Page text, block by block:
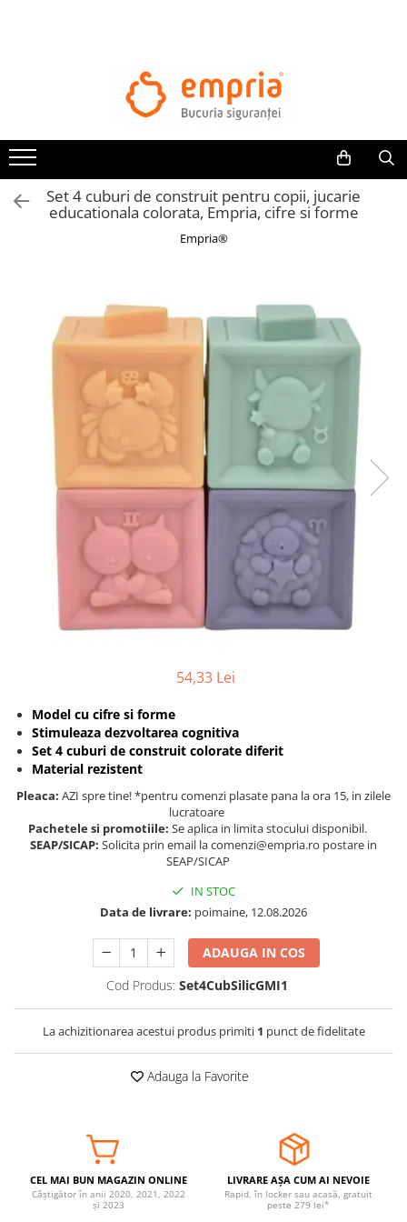
Bariere protectie pentru pat
Protectii mobilier
Banda protectie mobila copii
Sigurante geamuri si usi glisante
Kituri de siguranta pentru copii si
bebelusi
Protectii utile
Poarta siguranta copii
Deflectoare pentru aer conditionat
Casti antifonice pentru copii si
bebelusi
Echipament protectie bicicleta si
Accesorii auto copii
Ochelari de soare
Palarii protectie UV
Accesorii plaja
Puericultura mare
Somnul bebelusului
Carucioare si scaune auto
Ingrijire bebe si mama
Igiena si ingrijire bebelusi
Perne si saltele bebelusi
Diversificare bebelusi
Jucarii copii si jocuri educative
Jucarii dentitie
Jocuri educative
Set 4 cuburi de construit pentru copii, jucarie
educationala colorata, Empria, cifre si forme
Empria®
54,33 Lei
Model cu cifre si forme
Stimuleaza dezvoltarea cognitiva
Set 4 cuburi de construit colorate diferit
Material rezistent
Pleaca: AZI spre tine! *pentru comenzi plasate pana la ora 15, in zilele
lucratoare
Pachetele si promotiile: Se aplica in limita stocului disponibil.
SEAP/SICAP: Solicita prin email la comenzi@empria.ro postare in
SEAP/SICAP
IN STOC
Data de livrare: poimaine, 12.08.2026
ADAUGA IN COS
Cod Produs: Set4CubSilicGMI1
La achizitionarea acestui produs primiti 1 punct de fidelitate
Adauga la Favorite
CEL MAI BUN MAGAZIN ONLINE
Câștigător în anii 2020, 2021, 2022
și 2023
LIVRARE AȘA CUM AI NEVOIE
Rapid, în locker sau acasă, gratuit
peste 279 lei*